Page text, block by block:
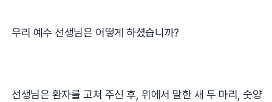
우리 예수 선생님은 어떻게 하셨습니까?
선생님은 환자를 고쳐 주신 후, 위에서 말한 새 두 마리 ,숫양